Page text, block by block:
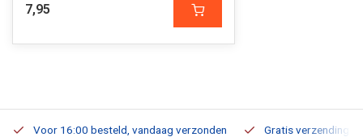
7,95
Voor 16:00 besteld, vandaag verzonden Gratis verzending